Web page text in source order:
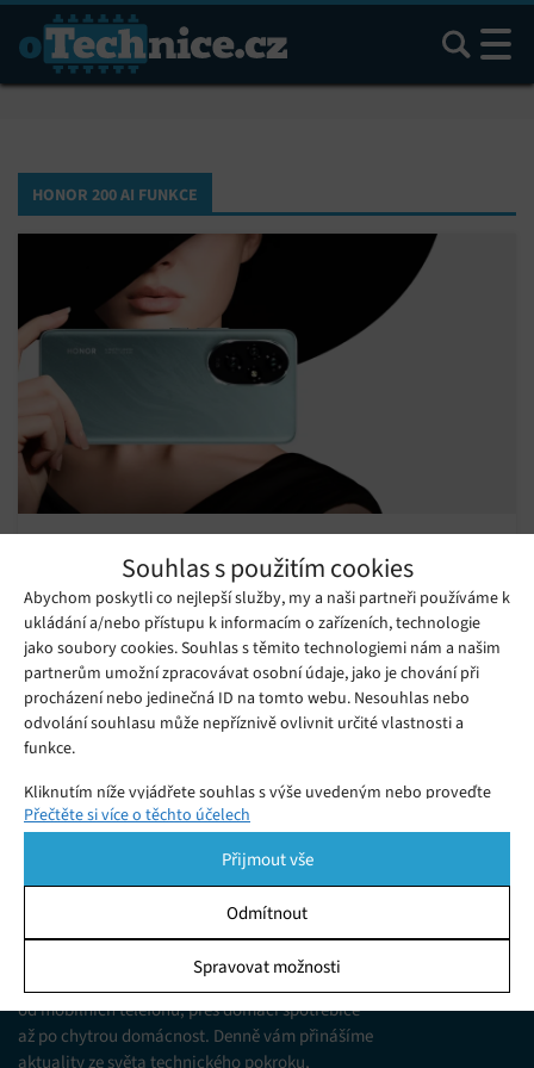
Souhlas s použitím cookies
Abychom poskytli co nejlepší služby, my a naši partneři používáme k
ukládání a/nebo přístupu k informacím o zařízeních, technologie
jako soubory cookies. Souhlas s těmito technologiemi nám a našim
partnerům umožní zpracovávat osobní údaje, jako je chování při
procházení nebo jedinečná ID na tomto webu. Nesouhlas nebo
odvolání souhlasu může nepříznivě ovlivnit určité vlastnosti a
funkce.
Kliknutím níže vyjádřete souhlas s výše uvedeným nebo proveďte
podrobnější rozhodnutí. Vaše volby budou použity pouze na tomto
pomocí přepínačů v Zásadách cookies nebo kliknutím na tlačítko
Spravovat souhlas ve spodní části obrazovky.
Ukládání a/nebo přístup k informacím v zařízení, Porozumění
publiku prostřednictvím statistik nebo kombinací údajů z
různých zdrojů.
Přečtěte si více o těchto účelech
Přijmout vše
Odmítnout
Spravovat možnosti
Hledat
HONOR 200 AI FUNKCE
pro milovníky focení
Pátek 22. 08. 2025 Julia
HONOR 200 nabízí špičkový fotoaparát, výkon Snapdragonu 7
Gen 3, rychlé 100W nabíjení a nechybí systém MagicOS 8.0 s AI
funkcemi. Má nějaké slabiny?
Jsme web zajímající se o technologické novinky
od mobilních telefonů, přes domácí spotřebiče
až po chytrou domácnost. Denně vám přinášíme
aktuality ze světa technického pokroku,